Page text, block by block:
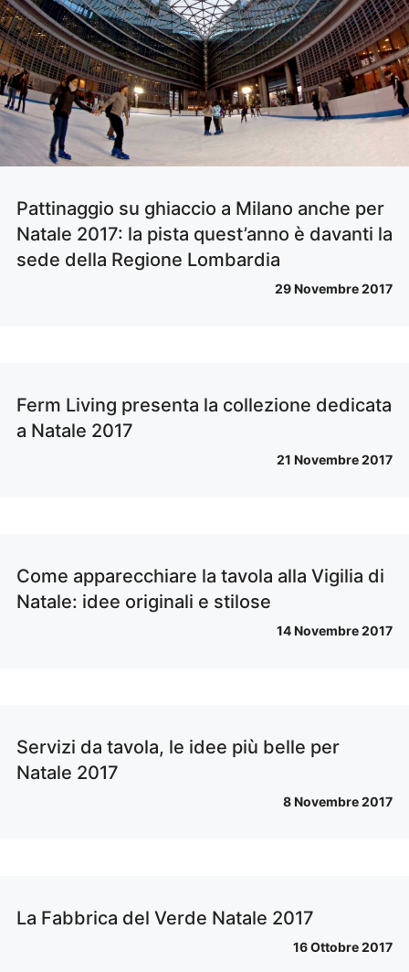
Pattinaggio su ghiaccio a Milano anche per
Natale 2017: la pista quest’anno è davanti la
sede della Regione Lombardia
29 Novembre 2017
Ferm Living presenta la collezione dedicata
a Natale 2017
21 Novembre 2017
Come apparecchiare la tavola alla Vigilia di
Natale: idee originali e stilose
14 Novembre 2017
Servizi da tavola, le idee più belle per
Natale 2017
8 Novembre 2017
La Fabbrica del Verde Natale 2017
16 Ottobre 2017